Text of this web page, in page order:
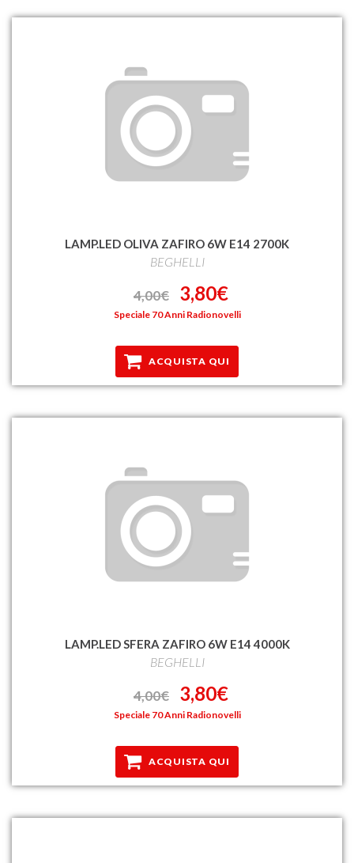
LAMP.LED OLIVA ZAFIRO 6W E14 2700K
BEGHELLI
4,00€ 3,80€
Speciale 70 Anni Radionovelli
ACQUISTA QUI
LAMP.LED SFERA ZAFIRO 6W E14 4000K
BEGHELLI
4,00€ 3,80€
Speciale 70 Anni Radionovelli
ACQUISTA QUI